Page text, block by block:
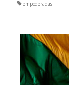
empoderadas